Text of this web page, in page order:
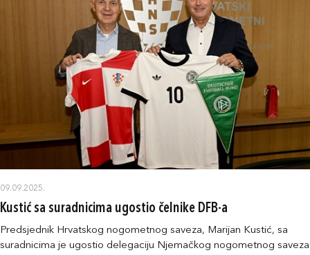
09.09.2025.
Kustić sa suradnicima ugostio čelnike DFB-a
Predsjednik Hrvatskog nogometnog saveza, Marijan Kustić, sa
suradnicima je ugostio delegaciju Njemačkog nogometnog saveza